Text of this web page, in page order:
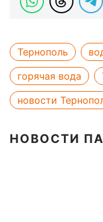
Тернополь
горячая вода
новости
НОВОСТИ